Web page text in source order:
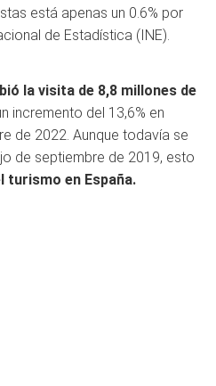
está apenas un 0.6% por
de Estadística (INE).
la visita de 8,8 millones de
incremento del 13,6% en
de 2022. Aunque todavía se
de septiembre de 2019, esto
en España.